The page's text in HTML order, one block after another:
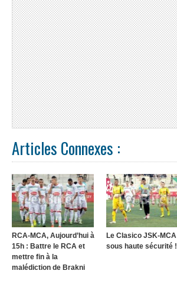
Articles Connexes :
RCA-MCA, Aujourd’hui à
15h : Battre le RCA et
mettre fin à la
malédiction de Brakni
Le Clasico JSK-MCA
sous haute sécurité !